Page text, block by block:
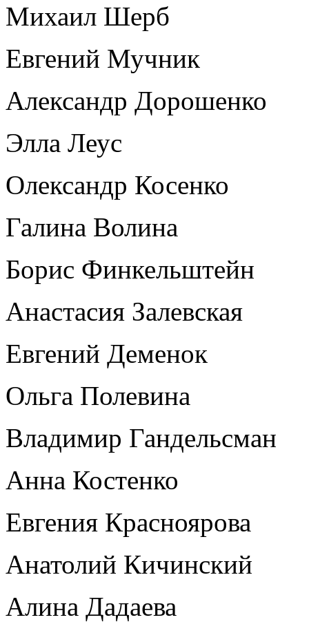
Михаил Шерб
Евгений Мучник
Александр Дорошенко
Элла Леус
Олександр Косенко
Галина Волина
Борис Финкельштейн
Анастасия Залевская
Евгений Деменок
Ольга Полевина
Владимир Гандельсман
Анна Костенко
Евгения Красноярова
Анатолий Кичинский
Алина Дадаева